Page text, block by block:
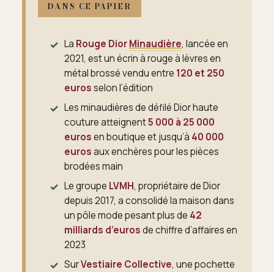
DANS CE PAPIER
La Rouge DiorMinaudière, lancée en
2021, est un écrin à rouge à lèvres en
métal brossé vendu entre 120 et 250
eurosselon l’édition
Les minaudières de défilé Dior haute
couture atteignent5 000 à 25 000
eurosen boutique et jusqu’à 40 000
eurosaux enchères pour les pièces
brodées main
Le groupe LVMH, propriétaire de Dior
depuis 2017, a consolidé la maison dans
un pôle mode pesant plus de 42
milliards d’eurosde chiffre d’affaires en
2023
SurVestiaire Collective, une pochette